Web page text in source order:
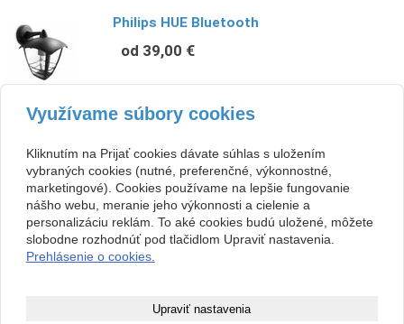
Philips HUE Bluetooth
od 39,00 €
Philips Hue White and Color Ambiance
6.5W GU10
59,90 €
Využívame súbory cookies
Kliknutím na Prijať cookies dávate súhlas s uložením
vybraných cookies (nutné, preferenčné, výkonnostné,
marketingové). Cookies používame na lepšie fungovanie
nášho webu, meranie jeho výkonnosti a cielenie a
personalizáciu reklám. To aké cookies budú uložené, môžete
slobodne rozhodnúť pod tlačidlom Upraviť nastavenia.
Prehlásenie o cookies.
Upraviť nastavenia